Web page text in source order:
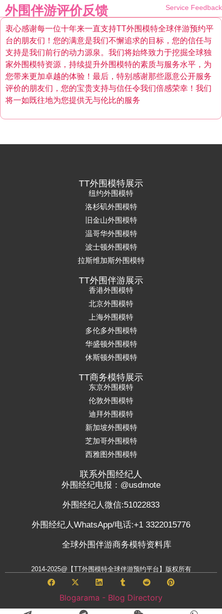
外围伴游评价反馈 Service Feedback
衷心感谢每一位十年来一直支持TT外围模特全球伴游预约平
台的朋友们！您的满意是我们不懈追求的目标，您的信任与
支持是我们前行的动力源泉。我们将始终致力于挖掘全球独
家外围模特资源，持续提升外围模特的素质与服务水平，为
您带来更加卓越的体验！最后，特别感谢那些愿意公开服务
评价的朋友们，您的宝贵支持与信任令我们倍感荣幸！我们
将一如既往地为您提供无与伦比的服务
TT外围模特展示
纽约外围模特
洛杉矶外围模特
旧金山外围模特
温哥华外围模特
波士顿外围模特
拉斯维加斯外围模特
TT外围伴游展示
香港外围模特
北京外围模特
上海外围模特
多伦多外围模特
华盛顿外围模特
休斯顿外围模特
TT商务模特展示
东京外围模特
伦敦外围模特
迪拜外围模特
新加坡外围模特
芝加哥外围模特
西雅图外围模特
联系外围经纪人
外围经纪电报：@usdmote
外围经纪人微信:51022833
外围经纪人WhatsApp/电话:+1 3322015776
全球外围伴游商务模特资料库
2014-2025@【TT外围模特全球伴游预约平台】版权所有
Blogarama - Blog Directory